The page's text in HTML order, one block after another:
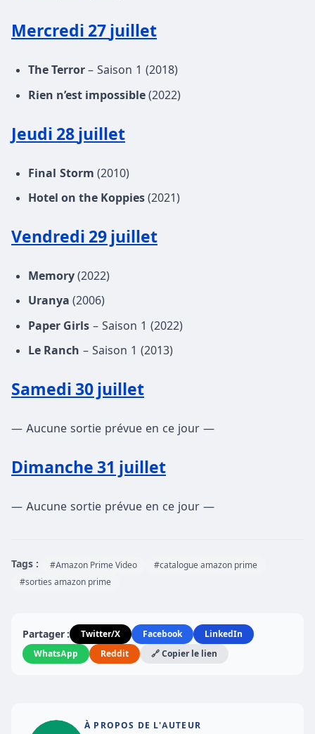
Mercredi 27 juillet
The Terror – Saison 1 (2018)
Rien n’est impossible (2022)
Jeudi 28 juillet
Final Storm (2010)
Hotel on the Koppies (2021)
Vendredi 29 juillet
Memory (2022)
Uranya (2006)
Paper Girls – Saison 1 (2022)
Le Ranch – Saison 1 (2013)
Samedi 30 juillet
— Aucune sortie prévue en ce jour —
Dimanche 31 juillet
— Aucune sortie prévue en ce jour —
Tags : #Amazon Prime Video
#catalogue amazon prime
#sorties amazon prime
Partager : Twitter/X Facebook
LinkedIn
WhatsApp
Reddit 🔗 Copier le lien
À PROPOS DE L'AUTEUR